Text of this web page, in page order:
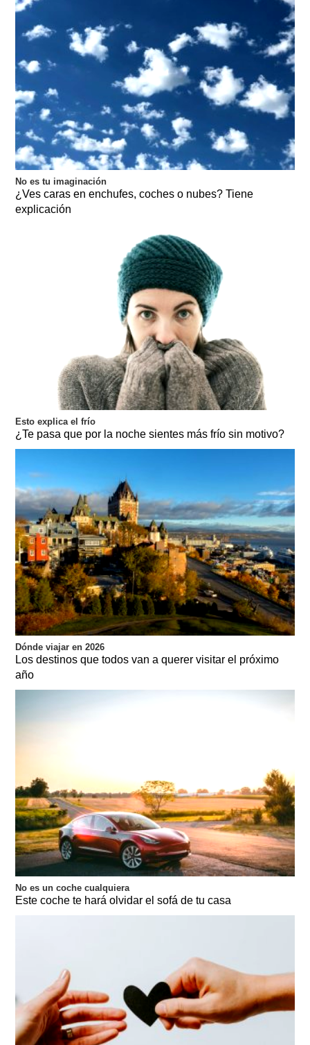
No es tu imaginación
¿Ves caras en enchufes, coches o nubes? Tiene
explicación
Esto explica el frío
¿Te pasa que por la noche sientes más frío sin motivo?
Dónde viajar en 2026
Los destinos que todos van a querer visitar el próximo
año
No es un coche cualquiera
Este coche te hará olvidar el sofá de tu casa